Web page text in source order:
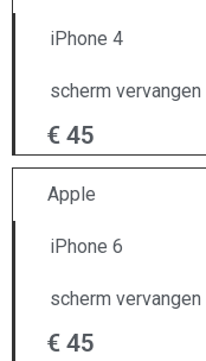
iPhone 4
scherm vervangen
€ 45
Apple
iPhone 6
scherm vervangen
€ 45